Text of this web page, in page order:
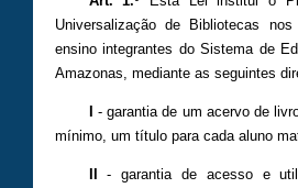
Universalização de Bibliotecas
ensino integrantes do Sistema de
Amazonas, mediante as seguintes
- garantia de um acervo de
mínimo, um título para cada aluno
- garantia de acesso e